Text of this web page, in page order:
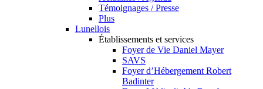
Témoignages / Presse
Plus
Lunellois
Établissements et services
Foyer de Vie Daniel Mayer
SAVS
Foyer d’Hébergement Robert
Badinter